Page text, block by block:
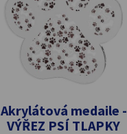
Akrylátová medaile -
VÝŘEZ PSÍ TLAPKY